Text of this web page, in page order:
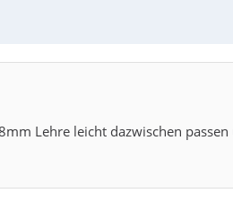
Lehre leicht dazwischen